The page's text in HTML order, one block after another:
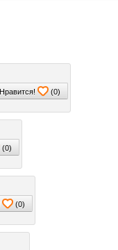
Нравится! (0)
(0)
(0)